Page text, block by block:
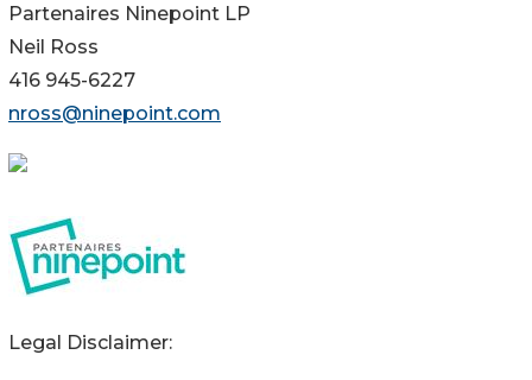
Partenaires Ninepoint LP
Neil Ross
416 945-6227
nross@ninepoint.com
Legal Disclaimer: